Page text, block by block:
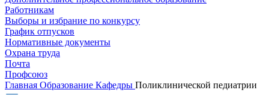
Работникам
Выборы и избрание по конкурсу
График отпусков
Нормативные документы
Охрана труда
Почта
Профсоюз
Главная Образование Кафедры Поликлинической педиатрии